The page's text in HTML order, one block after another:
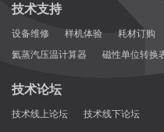
技术支持
设备维修 样机体验 耗材订购
氦蒸汽压温计算器
磁性单位转换
技术论坛
技术线上论坛 技术线下论坛